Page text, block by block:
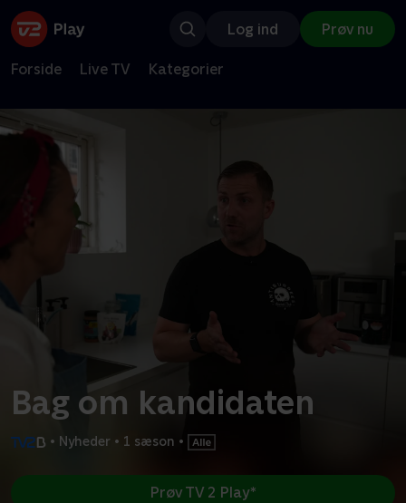
Log ind Prøv nu
Forside Live TV Kategorier
Bag om kandidaten
• Nyheder • 1 sæson •
Prøv TV 2 Play*